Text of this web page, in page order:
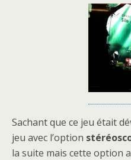
Sachant que ce jeu était
jeu avec l’option
la suite mais cette option